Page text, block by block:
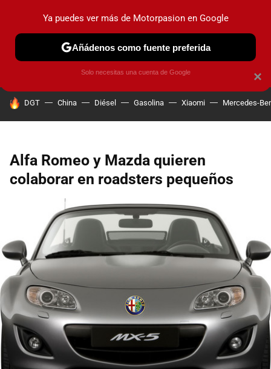
PRUEBAS COCHES ELÉCTRICOS OBSERVATORIO
HOY SE HABLA DE
DGT China Diésel Gasolina Xiaomi Mercedes-
Alfa Romeo y Mazda quieren
colaborar en roadsters pequeños
×
Ya puedes ver más de Motorpasion en Google
Añádenos como fuente preferida
Solo necesitas una cuenta de Google